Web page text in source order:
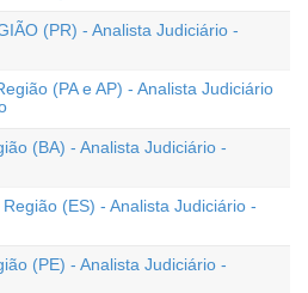
(PR) - Analista Judiciário -
(PA e AP) - Analista Judiciário
(BA) - Analista Judiciário -
(ES) - Analista Judiciário -
(PE) - Analista Judiciário -